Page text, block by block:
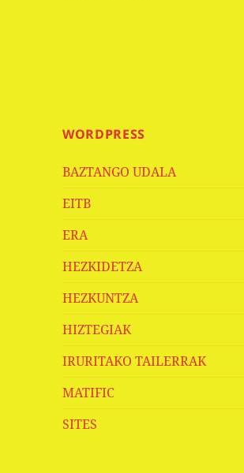
WORDPRESS
BAZTANGO UDALA
EITB
ERA
HEZKIDETZA
HEZKUNTZA
HIZTEGIAK
IRURITAKO TAILERRAK
MATIFIC
SITES